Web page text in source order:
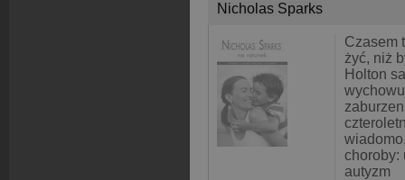
Nicholas Sparks
Czasem
żyć, niż
Holton
choroby:
autyzm